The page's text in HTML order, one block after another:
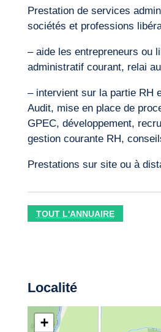
Prestation de services
sociétés et professions
– aide les entrepreneurs ou
administratif courant, relai
– intervient sur la partie RH
Audit, mise en place de
GPEC, développement,
gestion courante RH,
Prestations sur site ou à
TOUT L'ANNUAIRE
Localité
+